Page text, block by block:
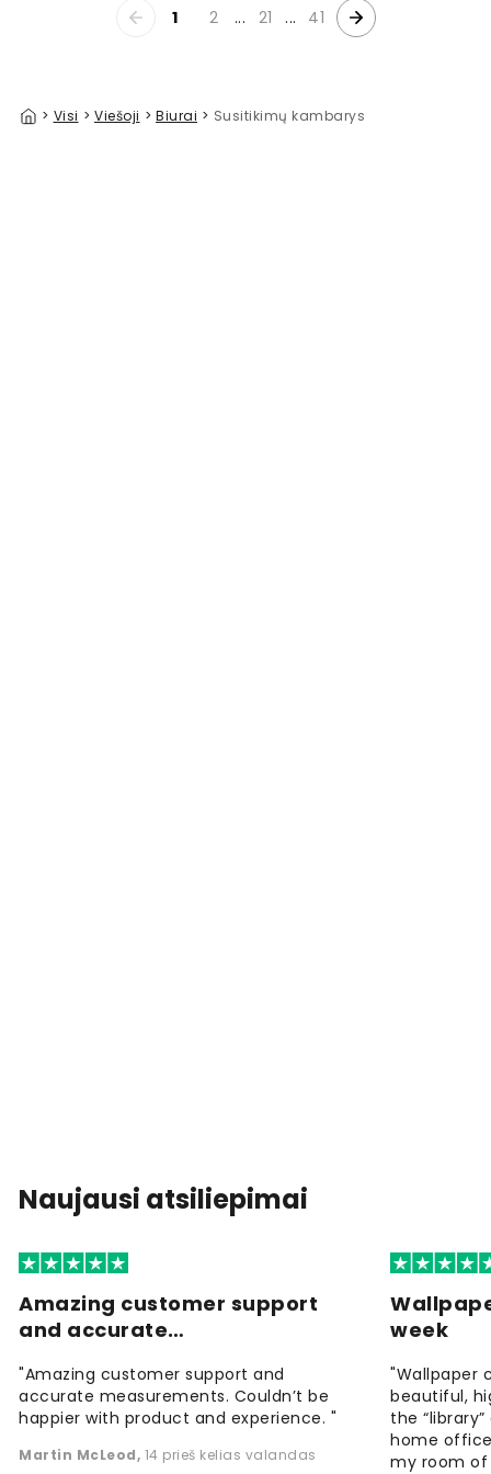
1 2 ... 21 ... 41
> Visi > Viešoji > Biurai > Susitikimų kambarys
Naujausi atsiliepimai
Amazing customer support
and accurate…
"Amazing customer support and
accurate measurements. Couldn’t be
happier with product and experience. "
Martin McLeod, 14 prieš kelias valandas
week
"Wallpaper
beautiful,
the
home
my room of